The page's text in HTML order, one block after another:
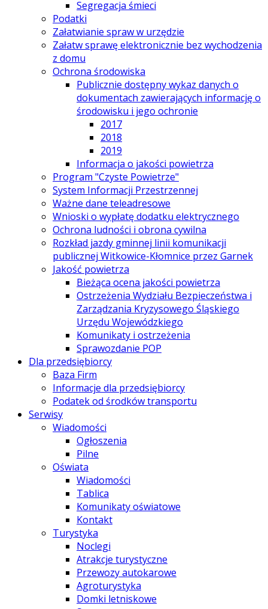
Segregacja śmieci
Podatki
Załatwianie spraw w urzędzie
Załatw sprawę elektronicznie bez wychodzenia
z domu
Ochrona środowiska
Publicznie dostępny wykaz danych o
dokumentach zawierających informację o
środowisku i jego ochronie
2017
2018
2019
Informacja o jakości powietrza
Program "Czyste Powietrze"
System Informacji Przestrzennej
Ważne dane teleadresowe
Wnioski o wypłatę dodatku elektrycznego
Ochrona ludności i obrona cywilna
Rozkład jazdy gminnej linii komunikacji
publicznej Witkowice-Kłomnice przez Garnek
Jakość powietrza
Bieżąca ocena jakości powietrza
Ostrzeżenia Wydziału Bezpieczeństwa i
Zarządzania Kryzysowego Śląskiego
Urzędu Wojewódzkiego
Komunikaty i ostrzeżenia
Sprawozdanie POP
Dla przedsiębiorcy
Baza Firm
Informacje dla przedsiębiorcy
Podatek od środków transportu
Serwisy
Wiadomości
Ogłoszenia
Pilne
Oświata
Wiadomości
Tablica
Komunikaty oświatowe
Kontakt
Turystyka
Noclegi
Atrakcje turystyczne
Przewozy autokarowe
Agroturystyka
Domki letniskowe